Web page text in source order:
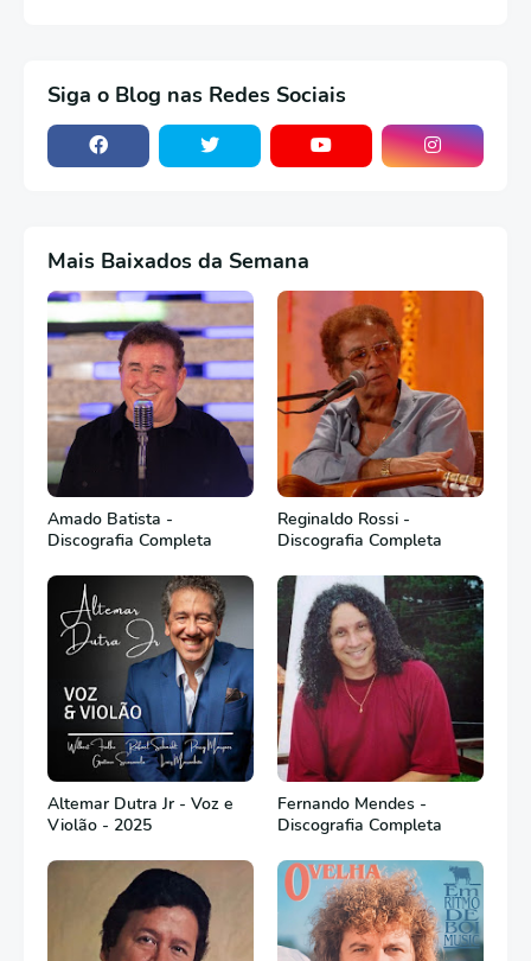
Siga o Blog nas Redes Sociais
Mais Baixados da Semana
Amado Batista -
Discografia Completa
Reginaldo Rossi -
Discografia Completa
Altemar Dutra Jr - Voz e
Violão - 2025
Fernando Mendes -
Discografia Completa